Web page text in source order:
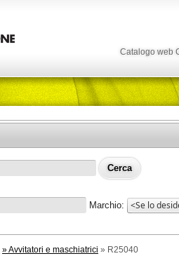
Catalogo web
Marchio:
» Avvitatori e maschiatrici » R25040